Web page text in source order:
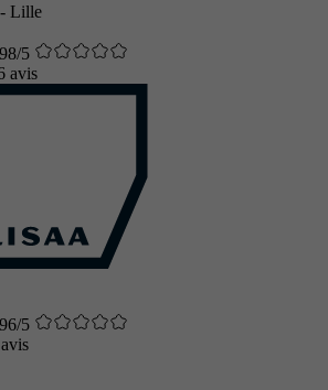
Lille
5
avis
5